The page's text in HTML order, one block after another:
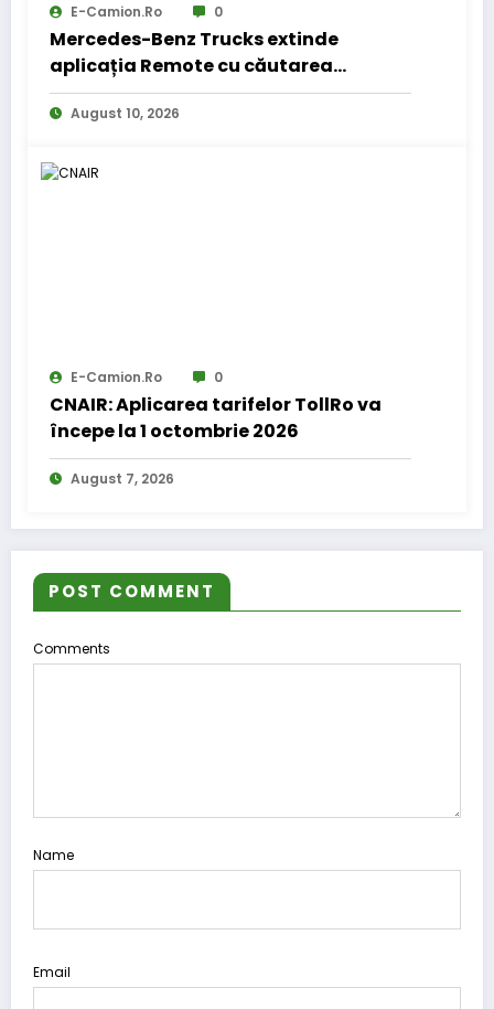
E-Camion.ro 0
Mercedes-Benz Trucks extinde
aplicația Remote cu căutarea
locurilor de parcare pentru șoferii de
camion
August 10, 2026
E-Camion.ro 0
CNAIR: Aplicarea tarifelor TollRo va
începe la 1 octombrie 2026
August 7, 2026
POST COMMENT
Comments
Name
Email